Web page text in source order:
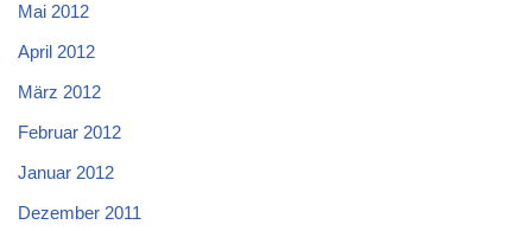
Mai 2012
April 2012
März 2012
Februar 2012
Januar 2012
Dezember 2011